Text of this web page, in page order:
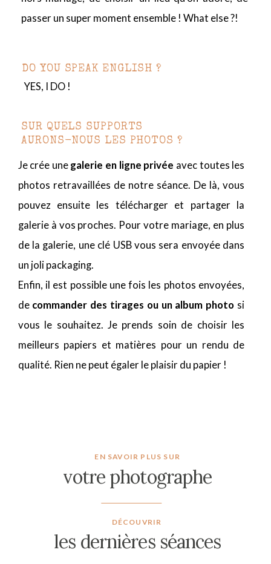
passer un super moment ensemble ! What else ?!
DO YOU SPEAK ENGLISH ?
YES, I DO !
SUR QUELS SUPPORTS
AURONS-NOUS LES PHOTOS ?
Je crée unegalerie en ligne privée avec toutes les
photos retravaillées de notre séance. De là, vous
pouvez ensuite les télécharger et partager la
galerie à vos proches. Pour votre mariage, en plus
de la galerie, une clé USB vous sera envoyée dans
un joli packaging.
Enfin, il est possible une fois les photos envoyées,
de commander des tirages ou un album photo si
vous le souhaitez. Je prends soin de choisir les
meilleurs papiers et matières pour un rendu de
qualité. Rien ne peut égaler le plaisir du papier !
DÉCOUVRIR
EN SAVOIR PLUS SUR
les dernières séances
votre photographe